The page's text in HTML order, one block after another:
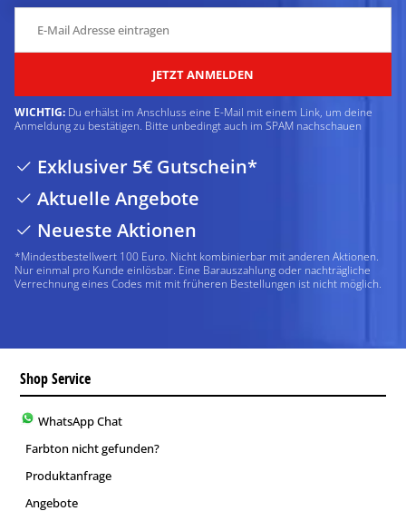
JETZT ANMELDEN
WICHTIG: Du erhälst im Anschluss eine E-Mail mit einem Link, um deine
Anmeldung zu bestätigen. Bitte unbedingt auch im SPAM nachschauen
Exklusiver 5€ Gutschein*
Aktuelle Angebote
Neueste Aktionen
*Mindestbestellwert 100 Euro. Nicht kombinierbar mit anderen Aktionen.
Nur einmal pro Kunde einlösbar. Eine Barauszahlung oder nachträgliche
Verrechnung eines Codes mit mit früheren Bestellungen ist nicht möglich.
Shop Service
WhatsApp Chat
Farbton nicht gefunden?
Produktanfrage
Angebote